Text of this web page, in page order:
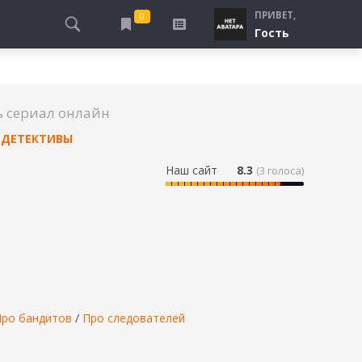
СПЕЦСЛУЖБЫ
ПРО ШКОЛУ, ПОДРОСТКОВ
0
БУДУ СМОТРЕТЬ
УЖЕ СМОТРЕЛ
ПРИВЕТ,
Гость
сериал онлайн
ДЕТЕКТИВЫ
Наш сайт 8.3 (3 голоса)
бандитов / Про следователей